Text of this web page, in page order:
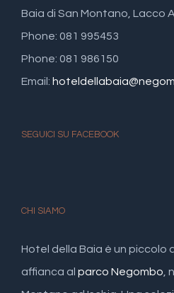
Baia di San Montano, Lacco
Phone: 081 995453
Phone: 081 986150
Email:
SEGUICI SU FACEBOOK
CHI SIAMO
Hotel della Baia è un piccolo
affianca al parco Negombo ,